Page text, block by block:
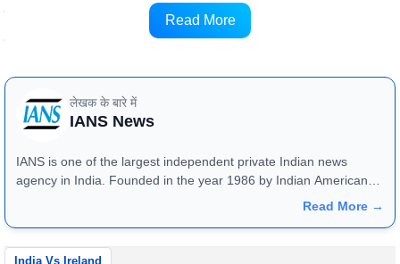
18.5 ओवर में 148 रन पर सिमट गई और 34
Read More
लेखक के बारे में
IANS News
IANS is one of the largest independent private Indian news
agency in India. Founded in the year 1986 by Indian American
publisher Gopal Raju as the "India Abroad News Service" and
Read More →
India Vs Ireland